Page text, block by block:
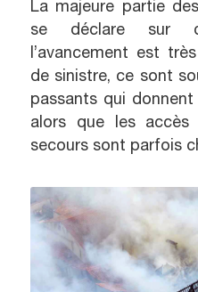
La majeure partie
se déclare sur
l’avancement est
de sinistre, ce sont
passants qui
alors que les accès
secours sont parfois